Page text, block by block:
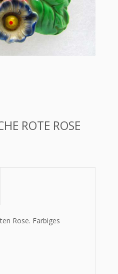
ROTE ROSE
Rose. Farbiges